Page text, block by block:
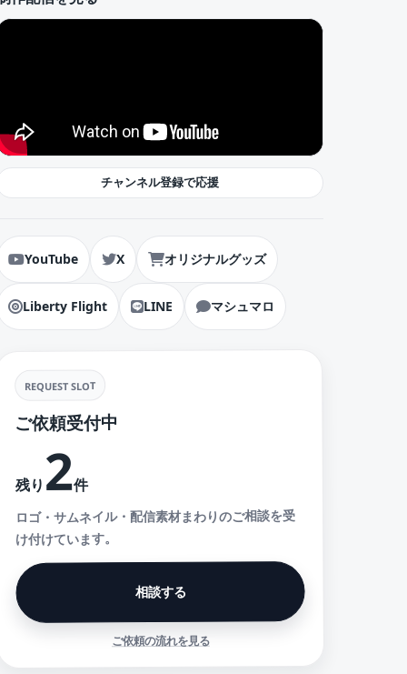
チャンネル登録で応援
YouTube X オリジナルグッズ
Liberty Flight LINE マシュマロ
REQUEST SLOT
ご依頼受付中
残り 2件
ロゴ・サムネイル・配信素材まわりのご相談を受
け付けています。
相談する
ご依頼の流れを見る